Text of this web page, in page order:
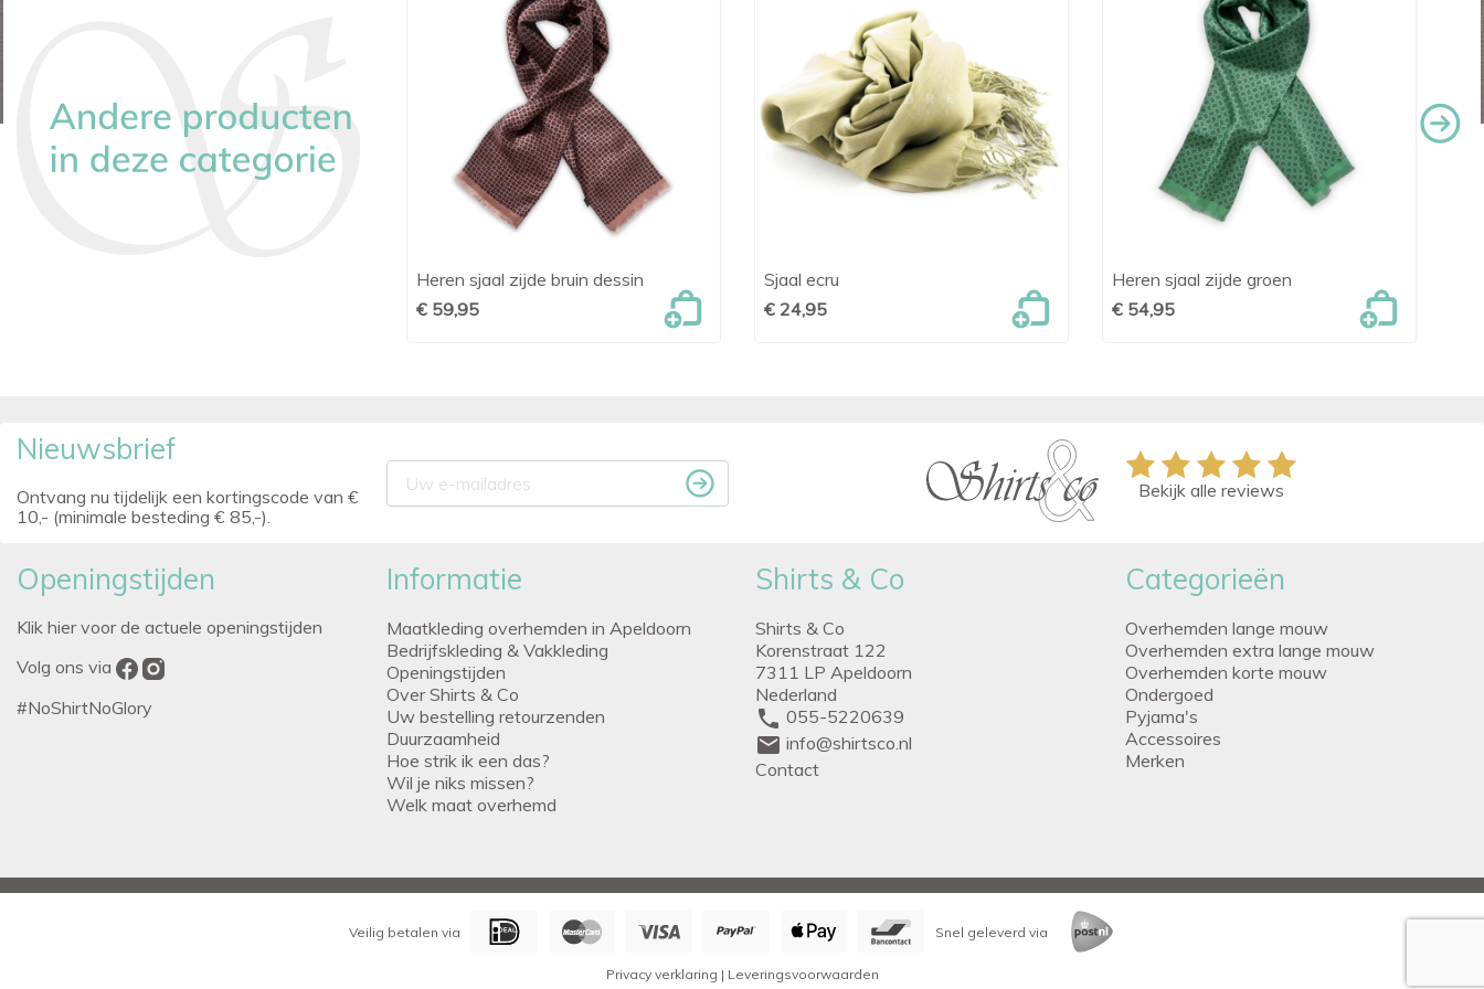
 Snel bekijken
Heren sjaal zijde bruin dessin
€ 59,95
Sjaal ecru
€ 24,95
 Snel bekijken
Heren sjaal zijde groen
€ 54,95
Nieuwsbrief
Ontvang nu tijdelijk een kortingscode van €
10,- (minimale besteding € 85,-).
Bekijk alle reviews
Openingstijden
Klik hier voor de actuele openingstijden
Volg ons via
#NoShirtNoGlory
Informatie
Maatkleding overhemden in Apeldoorn
Bedrijfskleding & Vakkleding
Openingstijden
Over Shirts & Co
Uw bestelling retourzenden
Duurzaamheid
Hoe strik ik een das?
Wil je niks missen?
Welk maat overhemd
Shirts & Co
Shirts & Co
Korenstraat 122
7311 LP Apeldoorn
Nederland
phone 055-5220639
mail info@shirtsco.nl
Contact
Categorieën
Overhemden lange mouw
Overhemden extra lange mouw
Overhemden korte mouw
Ondergoed
Pyjama's
Accessoires
Merken
Veilig betalen via Snel geleverd via
Privacy verklaring | Leveringsvoorwaarden